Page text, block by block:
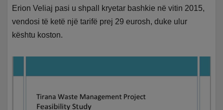
Erion Veliaj pasi u shpall kryetar bashkie në vitin 2015,
vendosi të ketë një tarifë prej 29 eurosh, duke ulur
kështu koston.